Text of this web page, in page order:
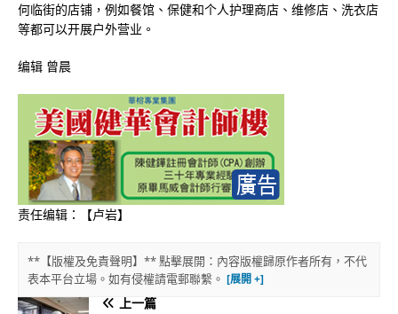
何临街的店铺，例如餐馆、保健和个人护理商店、维修店、洗衣店
等都可以开展户外营业。
编辑 曾晨
责任编辑：【卢岩】
**【版權及免責聲明】** 點擊展開：內容版權歸原作者所有，不代
表本平台立場。如有侵權請電郵聯繫。
上一篇